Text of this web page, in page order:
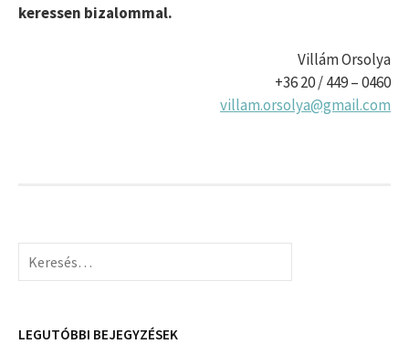
keressen bizalommal.
Villám Orsolya
+36 20 / 449 – 0460
villam.orsolya@gmail.com
Keresés:
LEGUTÓBBI BEJEGYZÉSEK